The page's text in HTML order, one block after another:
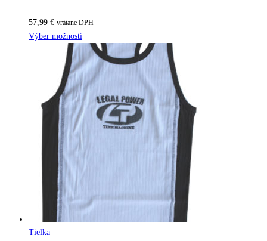
57,99 € vrátane DPH
Výber možností
Tielka